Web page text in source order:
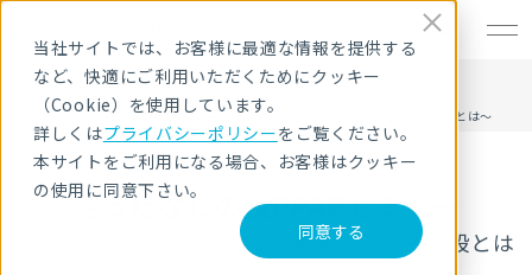
当社サイトでは、お客様に最適な情報を提供する
など、快適にご利用いただくためにクッキー
（Cookie）を使用しています。
詳しくはプライバシーポリシーをご覧ください。
本サイトをご利用になる場合、お客様はクッキー
の使用に同意下さい。
同意する
HOME
待ったなしの脱PPAPセミナー（再配信）
セキュリティセミナー・イベント
待ったなしの脱PPAPセミナー ～セキュリティ専門会社が提案する代替手段とは～
待ったなしの脱PPAPセミナー
～セキュリティ専門会社が提案する代替手段とは